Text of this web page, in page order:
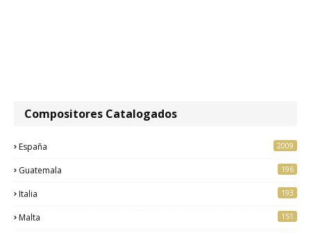
Compositores Catalogados
España 2009
Guatemala 196
Italia 193
Malta 151